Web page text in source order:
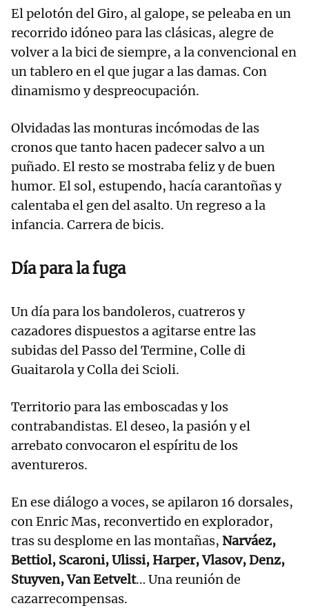
El pelotón del Giro, al galope, se peleaba en un
recorrido idóneo para las clásicas, alegre de
volver a la bici de siempre, a la convencional en
un tablero en el que jugar a las damas. Con
dinamismo y despreocupación.
Olvidadas las monturas incómodas de las
cronos que tanto hacen padecer salvo a un
puñado. El resto se mostraba feliz y de buen
humor. El sol, estupendo, hacía carantoñas y
calentaba el gen del asalto. Un regreso a la
infancia. Carrera de bicis.
Día para la fuga
Un día para los bandoleros, cuatreros y
cazadores dispuestos a agitarse entre las
subidas del Passo del Termine, Colle di
Guaitarola y Colla dei Scioli.
Territorio para las emboscadas y los
contrabandistas. El deseo, la pasión y el
arrebato convocaron el espíritu de los
aventureros.
En ese diálogo a voces, se apilaron 16 dorsales,
con Enric Mas, reconvertido en explorador,
tras su desplome en las montañas, Narváez,
Bettiol, Scaroni, Ulissi, Harper, Vlasov, Denz,
Stuyven, Van Eetvelt… Una reunión de
cazarrecompensas.